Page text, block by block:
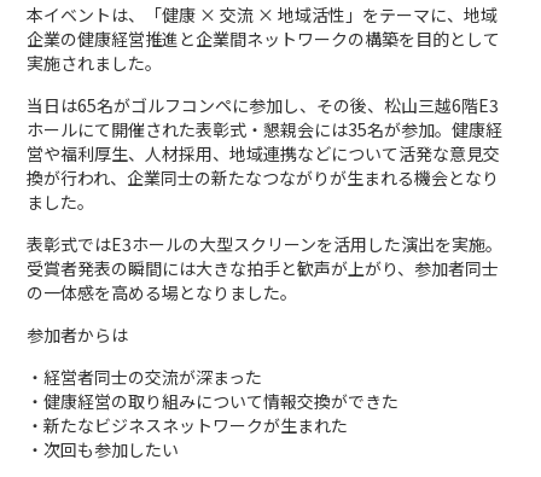
本イベントは、「健康 × 交流 × 地域活性」をテーマに、地域
企業の健康経営推進と企業間ネットワークの構築を目的として
実施されました。
当日は65名がゴルフコンペに参加し、その後、松山三越6階E3
ホールにて開催された表彰式・懇親会には35名が参加。健康経
営や福利厚生、人材採用、地域連携などについて活発な意見交
換が行われ、企業同士の新たなつながりが生まれる機会となり
ました。
表彰式ではE3ホールの大型スクリーンを活用した演出を実施。
受賞者発表の瞬間には大きな拍手と歓声が上がり、参加者同士
の一体感を高める場となりました。
参加者からは
・経営者同士の交流が深まった
・健康経営の取り組みについて情報交換ができた
・新たなビジネスネットワークが生まれた
・次回も参加したい